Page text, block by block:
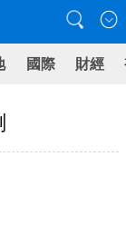
國際 財經